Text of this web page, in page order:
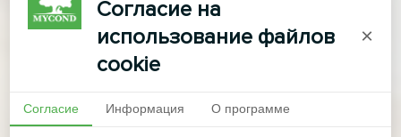
Согласие на
использование файлов
cookie
×
Согласие Информация О программе